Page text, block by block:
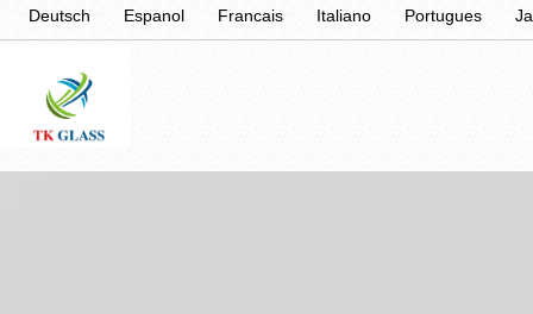
Deutsch Espanol Francais Italiano Portugues